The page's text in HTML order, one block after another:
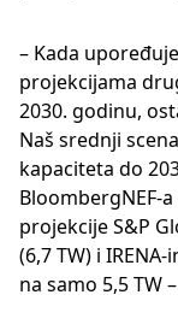
– Kada
projekcijama
2030. godinu,
Naš srednji
kapaciteta do
BloombergNEF-
projekcije S&P
(6,7 TW) i
na samo 5,5 TW